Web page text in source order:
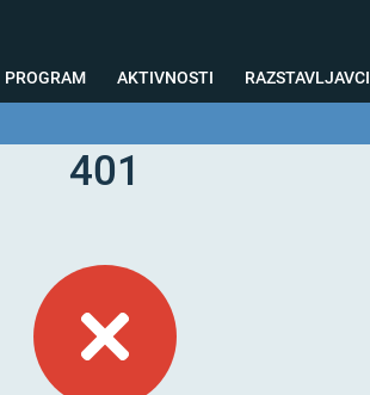
PROGRAM AKTIVNOSTI
Testiranja
RAZSTAVLJAVCI
401